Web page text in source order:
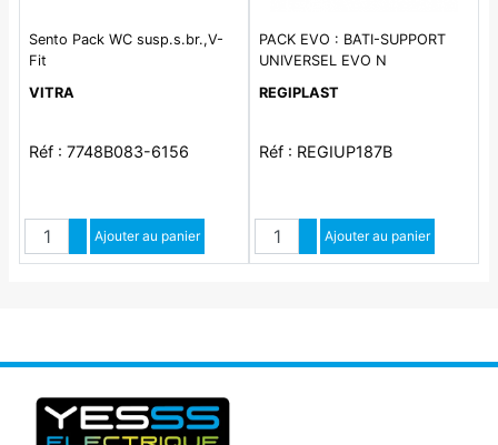
Sento Pack WC susp.s.br.,V-
Fit
VITRA
Réf : 7748B083-6156
QuantitéAugmenter quantité
Diminuer quantité
Ajouter au panier
PACK EVO : BATI-SUPPORT
UNIVERSEL EVO N
REGIPLAST
Réf : REGIUP187B
QuantitéAugmenter quantité
Diminuer quantité
Ajouter au panier